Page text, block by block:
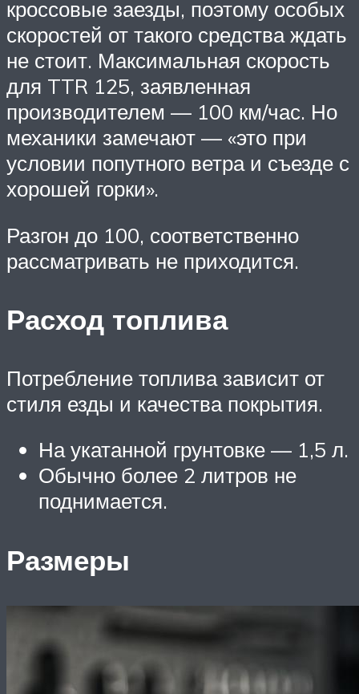
кроссовые заезды, поэтому особых
скоростей от такого средства ждать
не стоит. Максимальная скорость
для TTR 125, заявленная
производителем — 100 км/час. Но
механики замечают — «это при
условии попутного ветра и съезде с
хорошей горки».
Разгон до 100, соответственно
рассматривать не приходится.
Расход топлива
Потребление топлива зависит от
стиля езды и качества покрытия.
На укатанной грунтовке — 1,5 л.
Обычно более 2 литров не
поднимается.
Размеры